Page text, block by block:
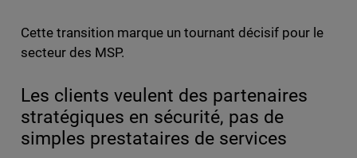
Cette transition marque un tournant décisif pour le
secteur des MSP.
Les clients veulent des partenaires
stratégiques en sécurité, pas de
simples prestataires de services